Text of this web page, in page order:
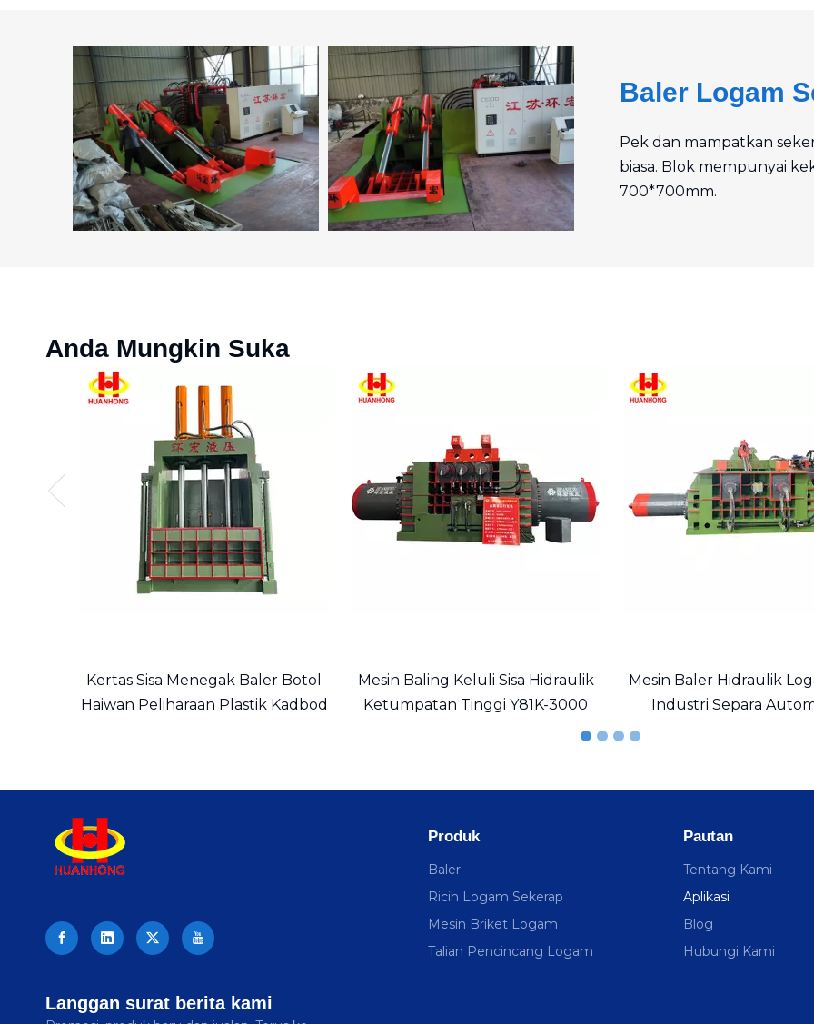
Baler Logam
Pek dan mampatkan
biasa. Blok mempunyai
700*700mm.
Anda Mungkin Suka
Kertas Sisa Menegak Baler Botol
Haiwan Peliharaan Plastik Kadbod
Mesin Baling Keluli Sisa Hidraulik
Ketumpatan Tinggi Y81K-3000
Mesin Baler Hidraulik
Industri Separa
Langgan surat berita kami
Produk
Baler
Ricih Logam Sekerap
Mesin Briket Logam
Talian Pencincang Logam
Pautan
Tentang Kami
Aplikasi
Blog
Hubungi Kami